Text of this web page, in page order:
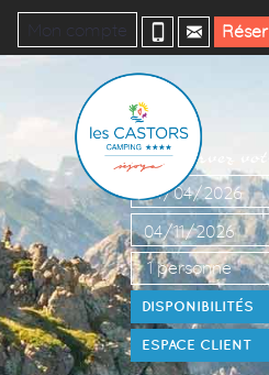
Mon compte
Réservez
ESPACE CLIENT